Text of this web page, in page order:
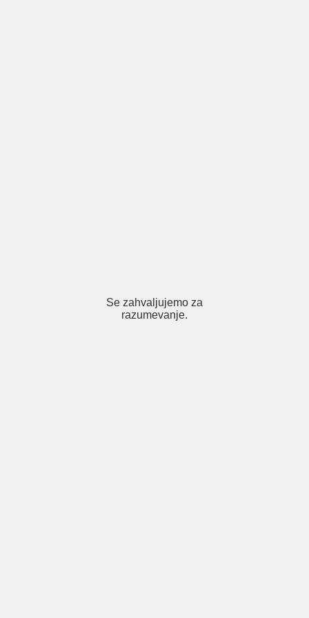
Se zahvaljujemo za
razumevanje.